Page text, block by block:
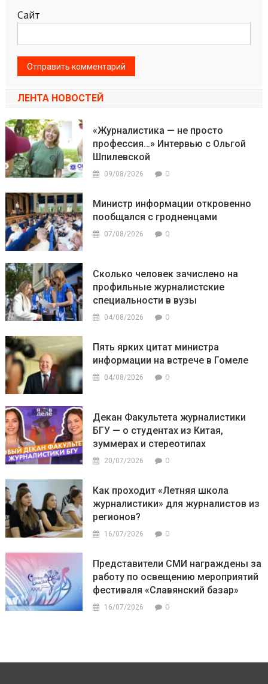
Сайт
ЛЕНТА НОВОСТЕЙ
«Журналистика — не просто
профессия…» Интервью с Ольгой
Шпилевской
09/08/2026 0
Министр информации откровенно
пообщался с гродненцами
07/08/2026 0
Сколько человек зачислено на
профильные журналистские
специальности в вузы
04/08/2026 0
Пять ярких цитат министра
информации на встрече в Гомеле
04/08/2026 0
Декан Факультета журналистики
БГУ — о студентах из Китая,
зуммерах и стереотипах
20/07/2026 0
Как проходит «Летняя школа
журналистики» для журналистов из
регионов?
16/07/2026 0
Представители СМИ награждены за
работу по освещению мероприятий
фестиваля «Славянский базар»
16/07/2026 0